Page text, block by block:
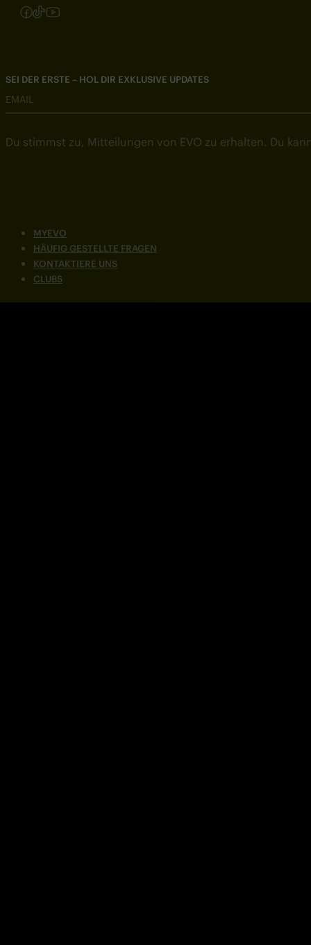
Folgen Sie uns auf Instagram
Folgen Sie uns auf Facebook
Folgen Sie uns auf TikTok
Folgen Sie uns auf YouTube
MYEVO
HÄUFIG GESTELLTE FRAGEN
KONTAKTIERE UNS
CLUBS
SEI DER ERSTE – HOL DIR EXKLUSIVE UPDATES
EMAIL
Du stimmst zu, Mitteilungen von EVO zu erhalten. Du